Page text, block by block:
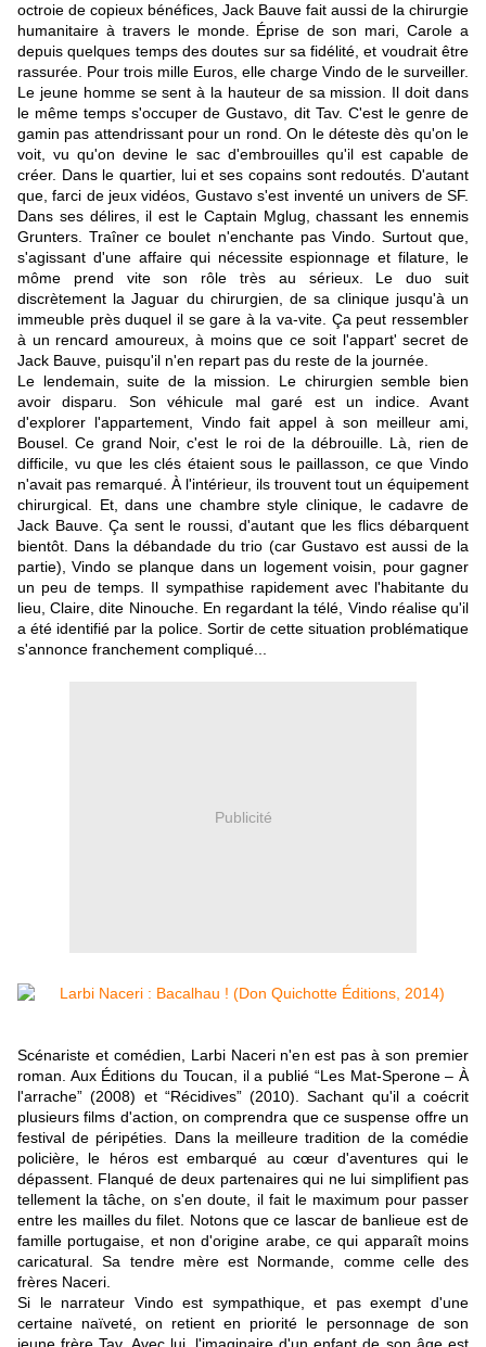
octroie de copieux bénéfices, Jack Bauve fait aussi de la chirurgie
humanitaire à travers le monde. Éprise de son mari, Carole a
depuis quelques temps des doutes sur sa fidélité, et voudrait être
rassurée. Pour trois mille Euros, elle charge Vindo de le surveiller.
Le jeune homme se sent à la hauteur de sa mission. Il doit dans
le même temps s'occuper de Gustavo, dit Tav. C'est le genre de
gamin pas attendrissant pour un rond. On le déteste dès qu'on le
voit, vu qu'on devine le sac d'embrouilles qu'il est capable de
créer. Dans le quartier, lui et ses copains sont redoutés. D'autant
que, farci de jeux vidéos, Gustavo s'est inventé un univers de SF.
Dans ses délires, il est le Captain Mglug, chassant les ennemis
Grunters. Traîner ce boulet n'enchante pas Vindo. Surtout que,
s'agissant d'une affaire qui nécessite espionnage et filature, le
môme prend vite son rôle très au sérieux. Le duo suit
discrètement la Jaguar du chirurgien, de sa clinique jusqu'à un
immeuble près duquel il se gare à la va-vite. Ça peut ressembler
à un rencard amoureux, à moins que ce soit l'appart' secret de
Jack Bauve, puisqu'il n'en repart pas du reste de la journée.
Le lendemain, suite de la mission. Le chirurgien semble bien
avoir disparu. Son véhicule mal garé est un indice. Avant
d'explorer l'appartement, Vindo fait appel à son meilleur ami,
Bousel. Ce grand Noir, c'est le roi de la débrouille. Là, rien de
difficile, vu que les clés étaient sous le paillasson, ce que Vindo
n'avait pas remarqué. À l'intérieur, ils trouvent tout un équipement
chirurgical. Et, dans une chambre style clinique, le cadavre de
Jack Bauve. Ça sent le roussi, d'autant que les flics débarquent
bientôt. Dans la débandade du trio (car Gustavo est aussi de la
partie), Vindo se planque dans un logement voisin, pour gagner
un peu de temps. Il sympathise rapidement avec l'habitante du
lieu, Claire, dite Ninouche. En regardant la télé, Vindo réalise qu'il
a été identifié par la police. Sortir de cette situation problématique
s'annonce franchement compliqué...
Publicité
Scénariste et comédien, Larbi Naceri n'en est pas à son premier
roman. Aux Éditions du Toucan, il a publié “Les Mat-Sperone – À
l'arrache” (2008) et “Récidives” (2010). Sachant qu'il a coécrit
plusieurs films d'action, on comprendra que ce suspense offre un
festival de péripéties. Dans la meilleure tradition de la comédie
policière, le héros est embarqué au cœur d'aventures qui le
dépassent. Flanqué de deux partenaires qui ne lui simplifient pas
tellement la tâche, on s'en doute, il fait le maximum pour passer
entre les mailles du filet. Notons que ce lascar de banlieue est de
famille portugaise, et non d'origine arabe, ce qui apparaît moins
caricatural. Sa tendre mère est Normande, comme celle des
frères Naceri.
Si le narrateur Vindo est sympathique, et pas exempt d'une
certaine naïveté, on retient en priorité le personnage de son